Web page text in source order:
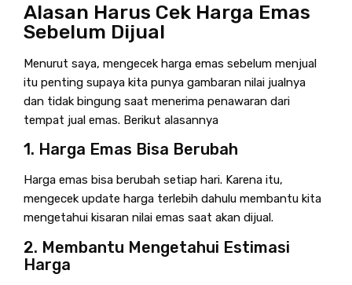
Alasan Harus Cek Harga Emas
Sebelum Dijual
Menurut saya, mengecek harga emas sebelum menjual
itu penting supaya kita punya gambaran nilai jualnya
dan tidak bingung saat menerima penawaran dari
tempat jual emas. Berikut alasannya
1. Harga Emas Bisa Berubah
Harga emas bisa berubah setiap hari. Karena itu,
mengecek update harga terlebih dahulu membantu kita
mengetahui kisaran nilai emas saat akan dijual.
2. Membantu Mengetahui Estimasi
Harga